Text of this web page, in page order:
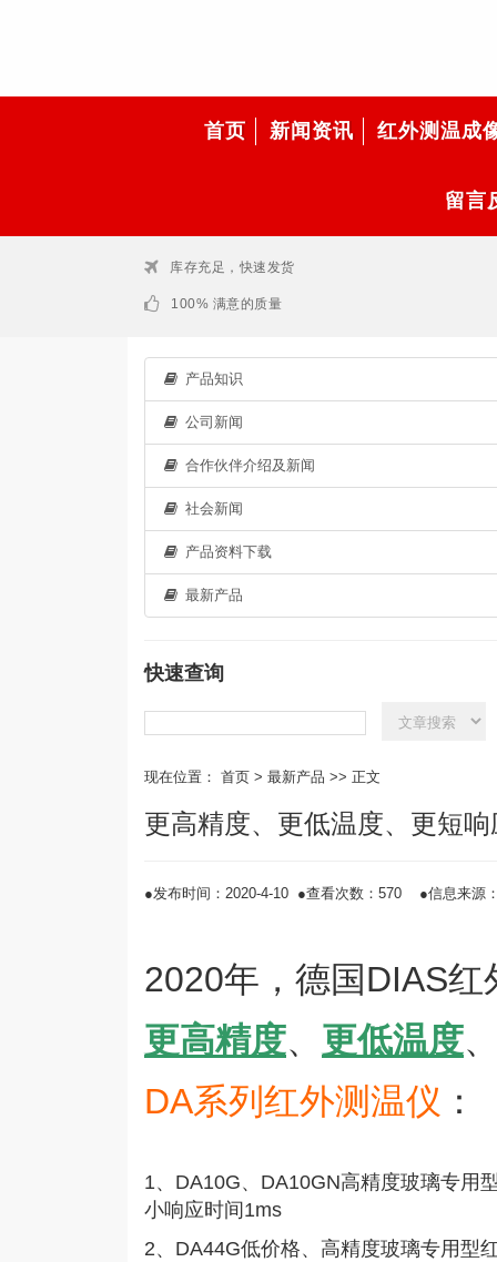
首页 新闻资讯 红外测温成
留言
库存充足，快速发货
100% 满意的质量
产品知识
公司新闻
合作伙伴介绍及新闻
社会新闻
产品资料下载
最新产品
快速查询
现在位置： 首页 > 最新产品 >> 正文
更高精度、更低温度、更短
●发布时间：2020-4-10 ●查看次数：570 ●信息来源
2020年，德国DIAS红
更高精度、 更低温度
DA系列红外测温仪 ：
1、 DA10G、 DA10GN高精度玻璃专用
小响应时间 1ms
2、 DA44G低价格、高精度玻璃专用型